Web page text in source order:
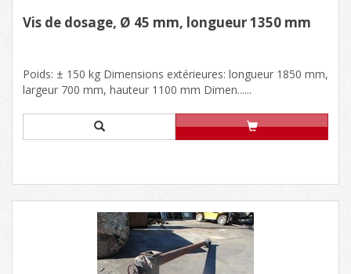
Vis de dosage, Ø 45 mm, longueur 1350 mm
Poids: ± 150 kg Dimensions extérieures: longueur 1850 mm,
largeur 700 mm, hauteur 1100 mm Dimen......